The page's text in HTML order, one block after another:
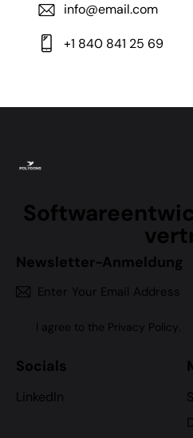
info@email.com
+1 840 841 25 69
Newsletter-Anmeldung
I agree to the Privacy Policy.
Socials
LinkedIn